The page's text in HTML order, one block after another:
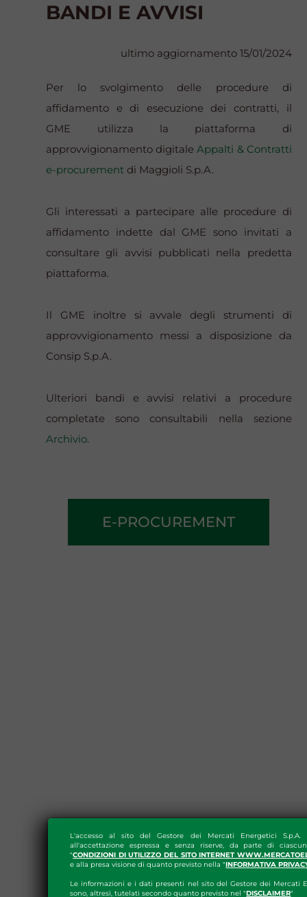
L'accesso al sito del Gestore dei Mercati Energetici S.p.A.
all'accettazione espressa e senza riserve, da parte di
"CONDIZIONI DI UTILIZZO DEL SITO INTERNET
e alla presa visione di quanto previsto nella "INFORMATIVA
Le informazioni e i dati presenti nel sito del Gestore dei Mercati
sono, altresì, tutelati secondo quanto previsto nel "DISCLAIMER"
BANDI E AVVISI
ultimo aggiornamento 15/01/2024
Per lo svolgimento delle procedure di
affidamento e di esecuzione dei contratti, il
GME utilizza la piattaforma di
approvvigionamento digitaleAppalti & Contratti
e-procurement di Maggioli S.p.A.
Gli interessati a partecipare alle procedure di
affidamento indette dal GME sono invitati a
consultare gli avvisi pubblicati nella predetta
piattaforma.
Il GME inoltre si avvale degli strumenti di
approvvigionamento messi a disposizione da
Consip S.p.A.
Ulteriori bandi e avvisi relativi a procedure
completate sono consultabili nella sezione
Archivio.
E-PROCUREMENT